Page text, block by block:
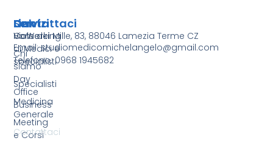
Servizi
CoWorking
di Medici e
specialisti
Day
Office
Business
Meeting
e Corsi
Link
Home
Chi
siamo
Specialisti
Medicina
Generale
Contattaci
Contattaci
Viale dei Mille, 83, 88046 Lamezia Terme CZ
Email: studiomedicomichelangelo@gmail.com
Telefono: 0968 1945682